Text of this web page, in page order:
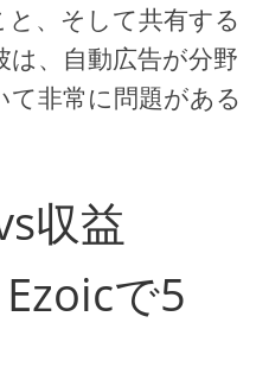
、そして共有する
、自動広告が分野
非常に問題がある
収益
で5